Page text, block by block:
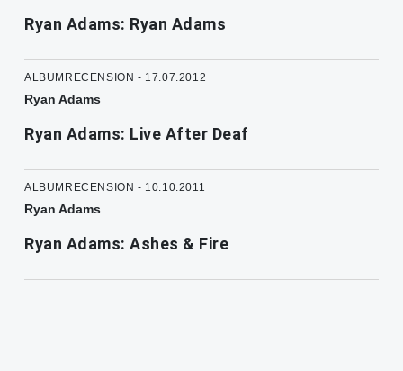
Ryan Adams: Ryan Adams
ALBUMRECENSION - 17.07.2012
Ryan Adams
Ryan Adams: Live After Deaf
ALBUMRECENSION - 10.10.2011
Ryan Adams
Ryan Adams: Ashes & Fire